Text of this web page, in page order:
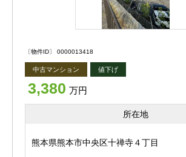
単身者やご夫婦はもちろん、小さなお子様
LDKを中心に各居室へアクセスできるため
す。
〔物件ID〕 0000013418
中古マンション 値下げ
3,380 万円
所在地
熊本県熊本市中央区十禅寺４丁目